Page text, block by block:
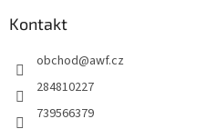
Kontakt
obchod@awf.cz
284810227
739566379